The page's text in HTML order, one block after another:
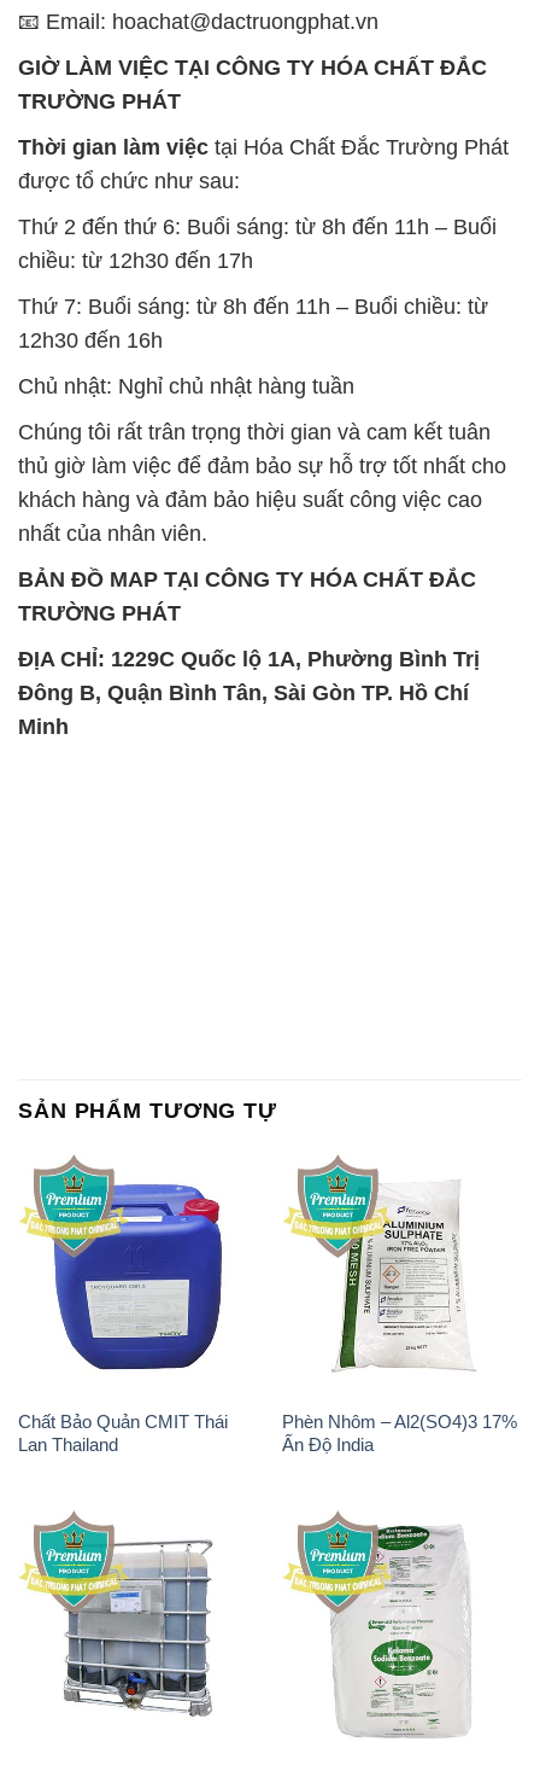
📧 Email: hoachat@dactruongphat.vn
GIỜ LÀM VIỆC TẠI CÔNG TY HÓA CHẤT ĐẮC
TRƯỜNG PHÁT
Thời gian làm việc tại Hóa Chất Đắc Trường Phát
được tổ chức như sau:
Thứ 2 đến thứ 6: Buổi sáng: từ 8h đến 11h – Buổi
chiều: từ 12h30 đến 17h
Thứ 7: Buổi sáng: từ 8h đến 11h – Buổi chiều: từ
12h30 đến 16h
Chủ nhật: Nghỉ chủ nhật hàng tuần
Chúng tôi rất trân trọng thời gian và cam kết tuân
thủ giờ làm việc để đảm bảo sự hỗ trợ tốt nhất cho
khách hàng và đảm bảo hiệu suất công việc cao
nhất của nhân viên.
BẢN ĐỒ MAP TẠI CÔNG TY HÓA CHẤT ĐẮC
TRƯỜNG PHÁT
ĐỊA CHỈ: 1229C Quốc lộ 1A, Phường Bình Trị
Đông B, Quận Bình Tân, Sài Gòn TP. Hồ Chí
Minh
SẢN PHẨM TƯƠNG TỰ
Chất Bảo Quản CMIT Thái
Lan Thailand
Phèn Nhôm – Al2(SO4)3 17%
Ấn Độ India